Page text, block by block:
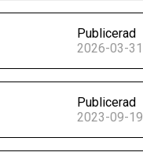
Publicerad
2026-03-31
Publicerad
2023-09-19